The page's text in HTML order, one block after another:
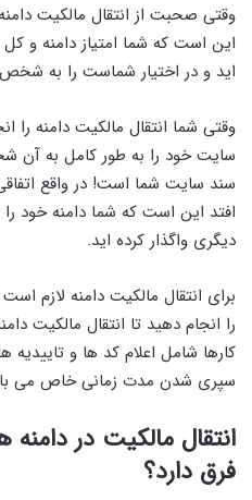
وقتی صحبت از انتقال مالکیت
این است که شما امتیاز دامنه و
اید و در اختیار شماست را به
وقتی شما انتقال مالکیت دامنه را
سایت خود را به طور کامل به آن
سند سایت شما است! در واقع
افتد این است که شما دامنه خود
دیگری واگذار کرده اید.
برای انتقال مالکیت دامنه لازم
را انجام دهید تا انتقال مالکیت
کارها شامل اعلام کد ها و
سپری شدن مدت زمانی خاص می
انتقال مالکیت در
فرق دارد؟